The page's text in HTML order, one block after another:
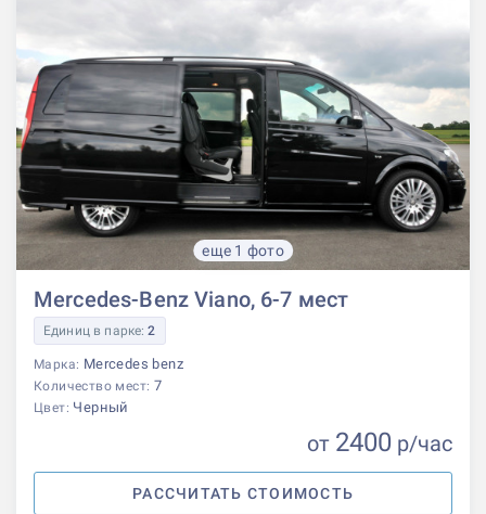
еще 1 фото
Mercedes-Benz Viano, 6-7 мест
Единиц в парке:2
Марка: Mercedes benz
Количество мест: 7
Цвет: Черный
от 2400 р/час
РАССЧИТАТЬ СТОИМОСТЬ